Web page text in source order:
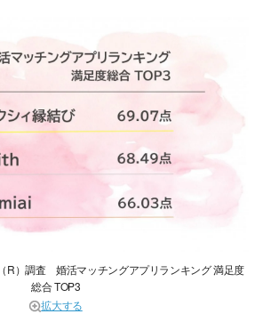
R）調査 婚活マッチングアプリランキング 満足度
総合 TOP3
拡大する